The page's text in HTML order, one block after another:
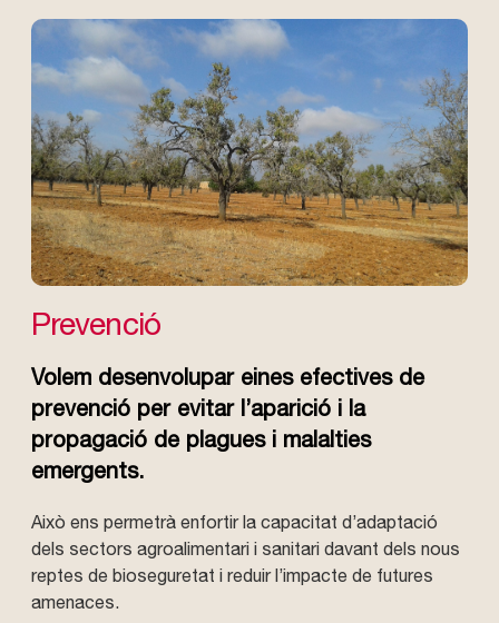
Prevenció
Volem desenvolupar eines efectives de
prevenció per evitar l’aparició i la
propagació de plagues i malalties
emergents.
Això ens permetrà enfortir la capacitat d’adaptació
dels sectors agroalimentari i sanitari davant dels nous
reptes de bioseguretat i reduir l’impacte de futures
amenaces.